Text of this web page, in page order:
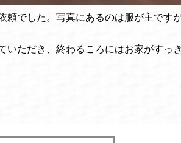
でした。写真にあるのは服が主です
ただき、終わるころにはお家がすっ